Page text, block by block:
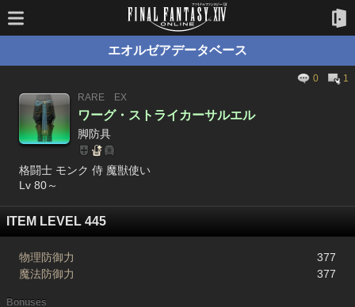
エオルゼアデータベース
0
1
RARE
EX
ワーグ・ストライカーサルエル
脚防具
格闘士 モンク 侍 魔獣使い
Lv 80～
ITEM LEVEL 445
物理防御力
377
魔法防御力
377
Bonuses